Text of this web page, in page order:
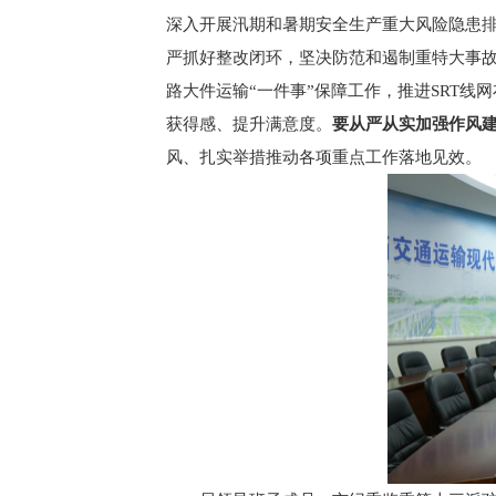
深入开展汛期和暑期安全生产重大风险隐患
严抓好整改闭环，坚决防范和遏制重特大事
路大件运输“一件事”保障工作，推进SRT线
获得感、提升满意度。 要从严从实加强作风
风、扎实举措推动各项重点工作落地见效。